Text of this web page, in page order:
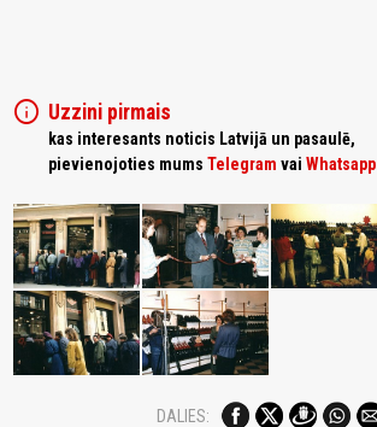
info Uzzini pirmais
kas interesants noticis Latvijā un pasaulē,
pievienojoties mums Telegram vai Whatsapp
DALIES: